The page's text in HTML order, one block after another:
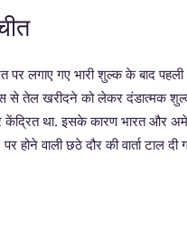
पर लगाए गए भारी शुल्क के बाद
से तेल खरीदने को लेकर दंडात्मक
था. इसके कारण भारत और
वाली छठे दौर की वार्ता टाल दी